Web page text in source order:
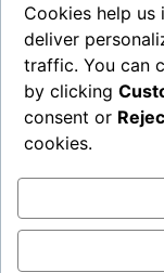
Cookies help us
deliver
traffic. You can
by clicking
consent or
cookies.